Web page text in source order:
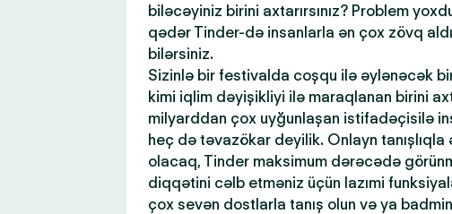
biləcəyiniz birini axtarırsınız? Problem
qədər Tinder-də insanlarla ən çox zövq
bilərsiniz.
Sizinlə bir festivalda coşqu ilə əylənəcək
kimi iqlim dəyişikliyi ilə maraqlanan birini
milyarddan çox uyğunlaşan istifadəçisilə
heç də təvazökar deyilik. Onlayn
olacaq, Tinder maksimum dərəcədə
diqqətini cəlb etməniz üçün lazımi
çox sevən dostlarla tanış olun və ya